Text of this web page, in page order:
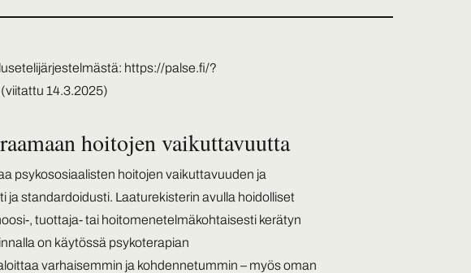
https://palse.fi/?
(viitattu 14.3.2025)
hoitojen vaikuttavuutta
psykososiaalisten hoitojen vaikuttavuuden ja
standardoidusti. Laaturekisterin avulla hoidolliset
, tuottaja- tai hoitomenetelmäkohtaisesti kerätyn
on käytössä psykoterapian
varhaisemmin ja kohdennetummin – myös oman